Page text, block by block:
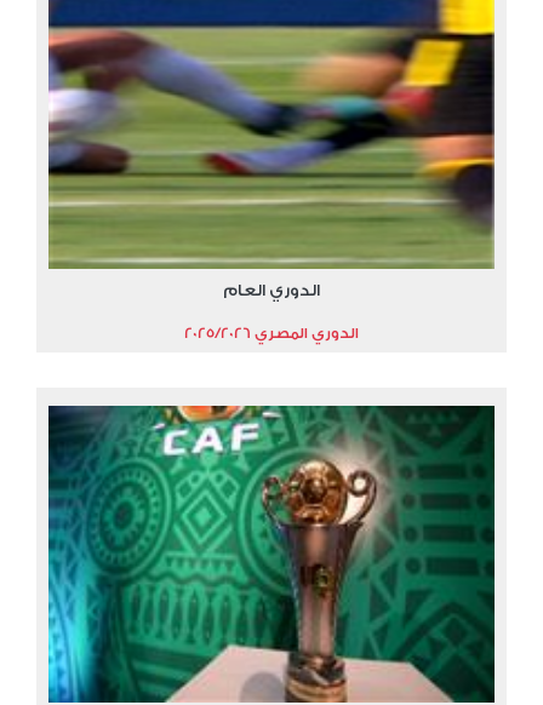
الدوري العام
الدوري المصري 2025/2026